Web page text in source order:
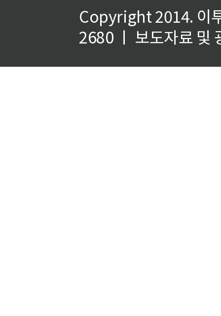
Copyright 2014. 이
2680 ㅣ 보도자료